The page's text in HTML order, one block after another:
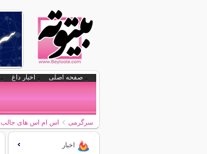
صفحه اصلی اخبار داغ
سرگرمی اس ام اس های جالب
اخبار